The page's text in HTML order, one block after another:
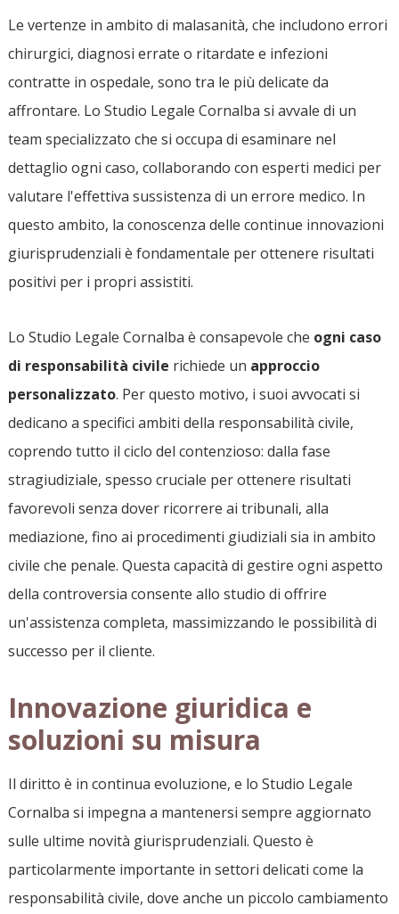
Le vertenze in ambito di malasanità, che includono errori
chirurgici, diagnosi errate o ritardate e infezioni
contratte in ospedale, sono tra le più delicate da
affrontare. Lo Studio Legale Cornalba si avvale di un
team specializzato che si occupa di esaminare nel
dettaglio ogni caso, collaborando con esperti medici per
valutare l'effettiva sussistenza di un errore medico. In
questo ambito, la conoscenza delle continue innovazioni
giurisprudenziali è fondamentale per ottenere risultati
positivi per i propri assistiti.
Lo Studio Legale Cornalba è consapevole che ogni caso
di responsabilità civile richiede un approccio
personalizzato. Per questo motivo, i suoi avvocati si
dedicano a specifici ambiti della responsabilità civile,
coprendo tutto il ciclo del contenzioso: dalla fase
stragiudiziale, spesso cruciale per ottenere risultati
favorevoli senza dover ricorrere ai tribunali, alla
mediazione, fino ai procedimenti giudiziali sia in ambito
civile che penale. Questa capacità di gestire ogni aspetto
della controversia consente allo studio di offrire
un'assistenza completa, massimizzando le possibilità di
successo per il cliente.
Innovazione giuridica e
soluzioni su misura
Il diritto è in continua evoluzione, e lo Studio Legale
Cornalba si impegna a mantenersi sempre aggiornato
sulle ultime novità giurisprudenziali. Questo è
particolarmente importante in settori delicati come la
responsabilità civile, dove anche un piccolo cambiamento